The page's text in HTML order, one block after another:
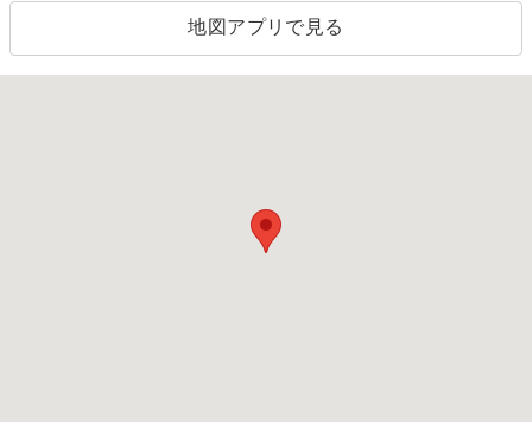
地図アプリで見る